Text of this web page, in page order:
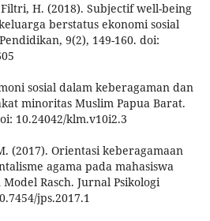
H. (2018). Subjectif well-being
berstatus ekonomi sosial
9(2), 149-160. doi:
sosial dalam keberagaman dan
minoritas Muslim Papua Barat.
10.24042/klm.v10i2.3
(2017). Orientasi keberagamaan
agama pada mahasiswa
Rasch. Jurnal Psikologi
jps.2017.1